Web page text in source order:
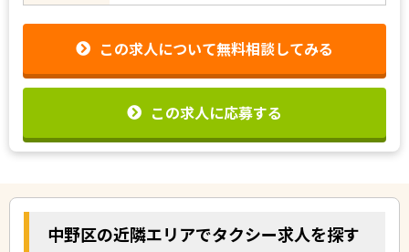
この求人について無料相談してみる
この求人に応募する
中野区の近隣エリアでタクシー求人を探す